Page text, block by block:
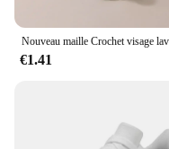
€1.41